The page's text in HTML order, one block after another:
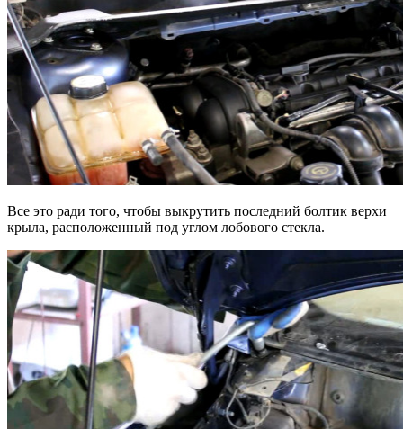
Все это ради того, чтобы выкрутить последний болтик верхи
крыла, расположенный под углом лобового стекла.